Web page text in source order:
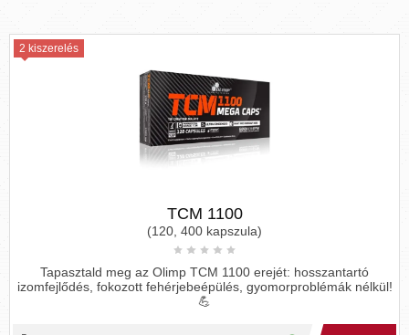
2 kiszerelés
TCM 1100
(120, 400 kapszula)
Tapasztald meg az Olimp TCM 1100 erejét: hosszantartó
izomfejlődés, fokozott fehérjebeépülés, gyomorproblémák nélkül!
💪